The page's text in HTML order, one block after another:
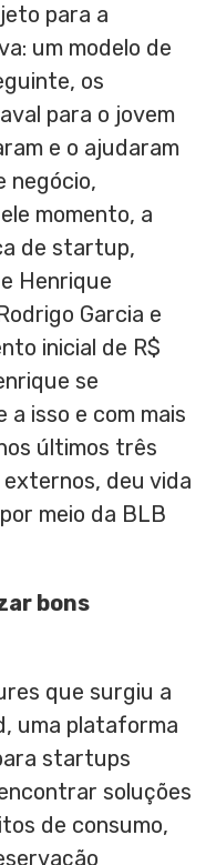
para a
um modelo de
os
para o jovem
e o ajudaram
negócio,
momento, a
de startup,
Henrique
Garcia e
inicial de R$
se
isso e com mais
últimos três
deu vida
meio da BLB
bons
que surgiu a
uma plataforma
startups
soluções
de consumo,